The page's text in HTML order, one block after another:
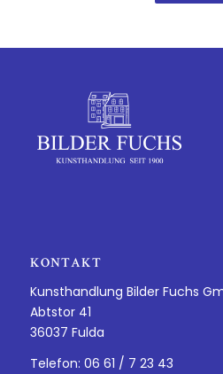
KONTAKT
Kunsthandlung Bilder Fuchs
Abtstor 41
36037 Fulda
Telefon: 06 61 / 7 23 43